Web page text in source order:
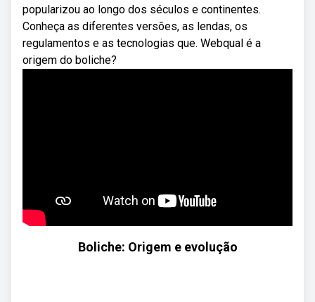
popularizou ao longo dos séculos e continentes.
Conheça as diferentes versões, as lendas, os
regulamentos e as tecnologias que. Webqual é a
origem do boliche?
Boliche: Origem e evolução